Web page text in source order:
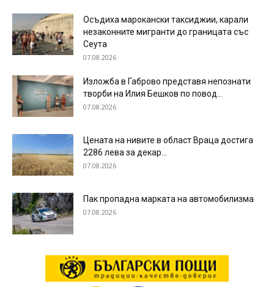
Осъдиха марокански таксиджии, карали
незаконните мигранти до границата със
Сеута
07.08.2026
Изложба в Габрово представя непознати
творби на Илия Бешков по повод...
07.08.2026
Цената на нивите в област Враца достига
2286 лева за декар...
07.08.2026
Пак пропадна марката на автомобилизма
07.08.2026